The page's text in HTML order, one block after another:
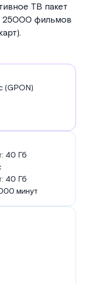
ТВ пакет
25000 фильмов
(GPON)
40 Гб
40 Гб
минут